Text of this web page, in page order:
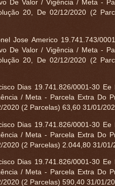
De Valor / Vigência / Meta -
20, De 02/12/2020 (2
Jose Americo 19.741.743/
De Valor / Vigência / Meta -
20, De 02/12/2020 (2
Dias 19.741.826/0001-30 Ee
/ Meta - Parcela Extra Do
(2 Parcelas) 63,60 31/01/
Dias 19.741.826/0001-30 Ee
/ Meta - Parcela Extra Do
(2 Parcelas) 2.044,80 31/01/
Dias 19.741.826/0001-30 Ee
/ Meta - Parcela Extra Do
2020 (2 Parcelas) 590,40 31/01/